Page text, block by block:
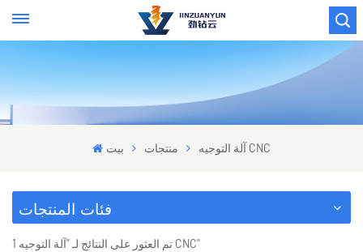
بيت منتجات آلة التوجيه CNC
فئات المنتجات
1 تم العثور على النتائج لـ "آلة التوجيه CNC"